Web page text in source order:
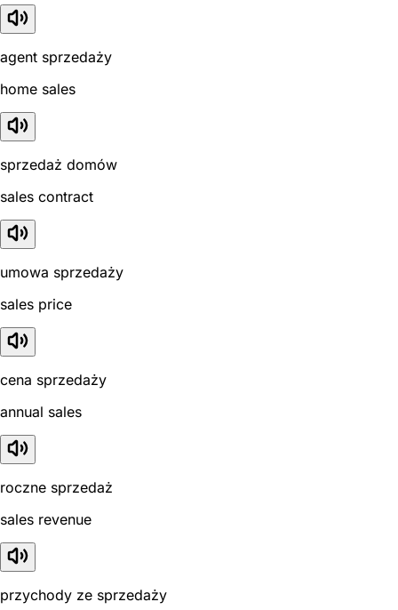
agent sprzedaży
home sales
sprzedaż domów
sales contract
umowa sprzedaży
sales price
cena sprzedaży
annual sales
roczne sprzedaż
sales revenue
przychody ze sprzedaży